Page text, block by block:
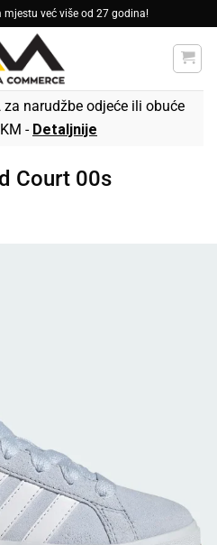
mjestu već više od 27 godina!
za narudžbe odjeće ili obuće
- Detaljnije
Court 00s